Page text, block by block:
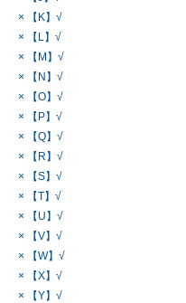
× 【K】√
× 【L】√
× 【M】√
× 【N】√
× 【O】√
× 【P】√
× 【Q】√
× 【R】√
× 【S】√
× 【T】√
× 【U】√
× 【V】√
× 【W】√
× 【X】√
× 【Y】√